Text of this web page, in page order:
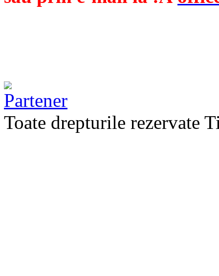
Toate drepturile rezervate